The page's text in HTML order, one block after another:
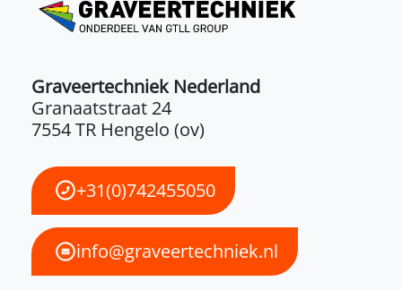
Graveertechniek Nederland
Granaatstraat 24
7554 TR Hengelo (ov)
+31(0)742455050
info@graveertechniek.nl